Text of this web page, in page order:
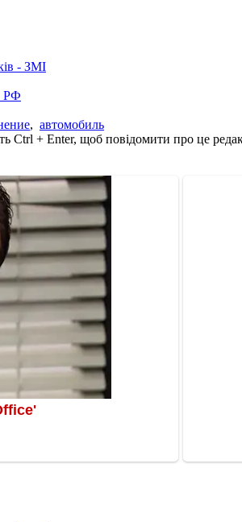
- ЗМІ
РФ
, автомобиль
Ctrl + Enter, щоб повідомити про це